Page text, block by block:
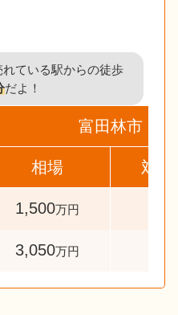
ている駅からの徒歩
だよ！
富田林市
相場 対象
1,500万円
3,050万円